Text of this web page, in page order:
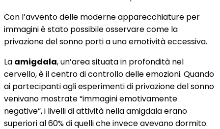
Con l’avvento delle moderne apparecchiature per
immagini è stato possibile osservare come la
privazione del sonno porti a una emotività eccessiva.
La amigdala, un’area situata in profondità nel
cervello, è il centro di controllo delle emozioni. Quando
ai partecipanti agli esperimenti di privazione del sonno
venivano mostrate “immagini emotivamente
negative”, i livelli di attività nella amigdala erano
superiori al 60% di quelli che invece avevano dormito.